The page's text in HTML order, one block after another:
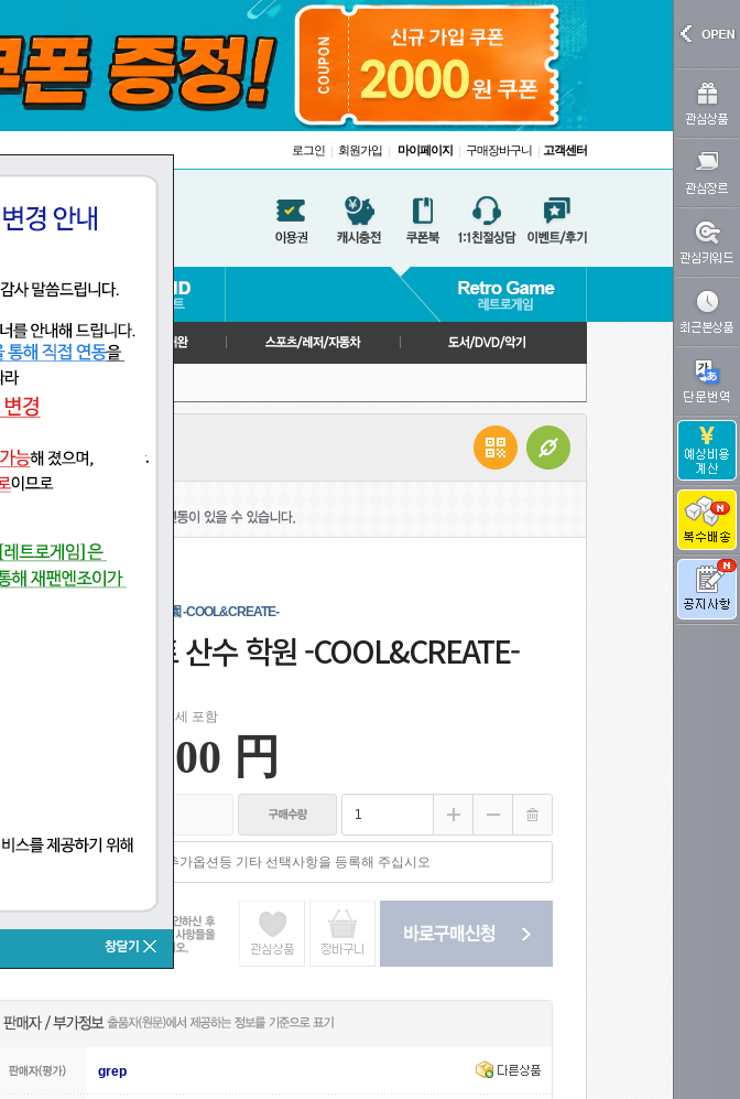
로그인 | 회원가입 | 마이페이지 | 구매장바구니 | 고객센터
매종료
ルノのパーフェクトさんすう学園 -COOL&CREATE-
치르노의 퍼펙트 산수 학원 -COOL&CREATE-
일본 소비세 포함
1,100 円
grep